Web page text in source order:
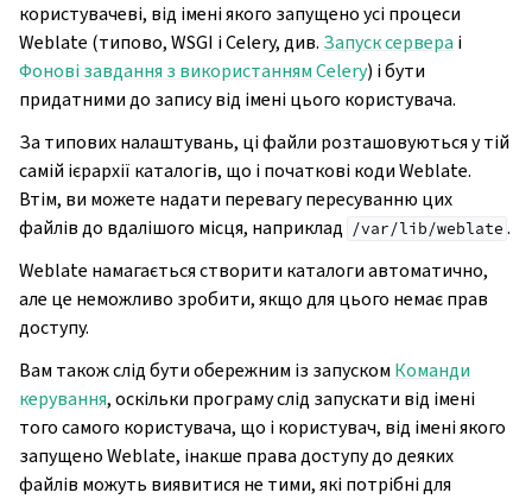
користувачеві, від імені якого запущено усі процеси
Weblate (типово, WSGI і Celery, див. Запуск сервера і
Фонові завдання з використанням Celery) і бути
придатними до запису від імені цього користувача.
За типових налаштувань, ці файли розташовуються у тій
самій ієрархії каталогів, що і початкові коди Weblate.
Втім, ви можете надати перевагу пересуванню цих
файлів до вдалішого місця, наприклад /var/lib/weblate .
Weblate намагається створити каталоги автоматично,
але це неможливо зробити, якщо для цього немає прав
доступу.
Вам також слід бути обережним із запуском Команди
керування, оскільки програму слід запускати від імені
того самого користувача, що і користувач, від імені якого
запущено Weblate, інакше права доступу до деяких
файлів можуть виявитися не тими, які потрібні для